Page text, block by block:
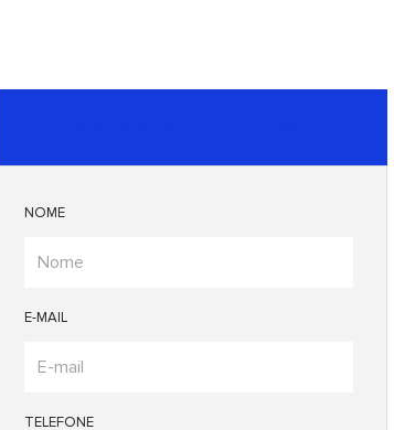
NOME
E-MAIL
TELEFONE